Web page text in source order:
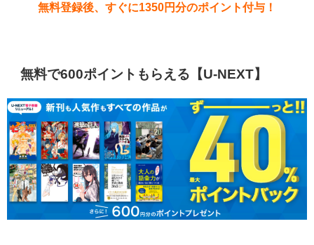
無料登録後、すぐに1350円分のポイント付与！
無料で600ポイントもらえる【U-NEXT】